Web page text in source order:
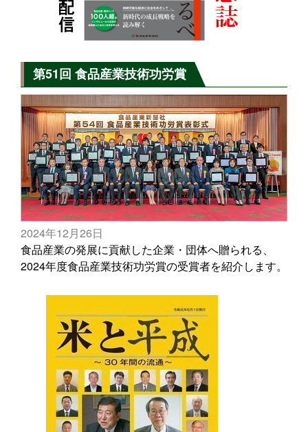
第51回 食品産業技術功労賞
2024年12月26日
食品産業の発展に貢献した企業・団体へ贈られる、
2024年度食品産業技術功労賞の受賞者を紹介します。